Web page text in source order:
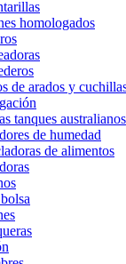
homologados
de arados y
tanques australianos
de humedad
de alimentos